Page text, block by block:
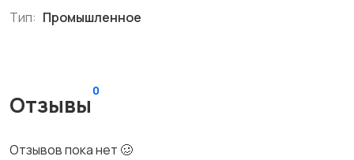
Тип: Промышленное
Отзывы
0
Отзывов пока нет 🥴